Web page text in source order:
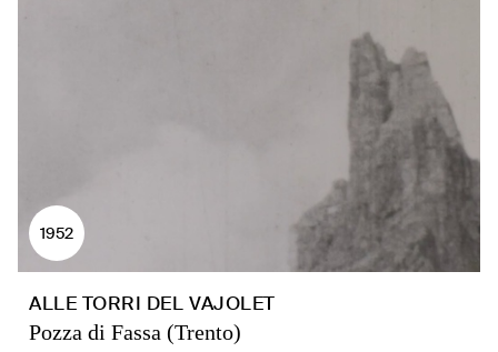
1952
ALLE TORRI DEL VAJOLET
Pozza di Fassa (Trento)